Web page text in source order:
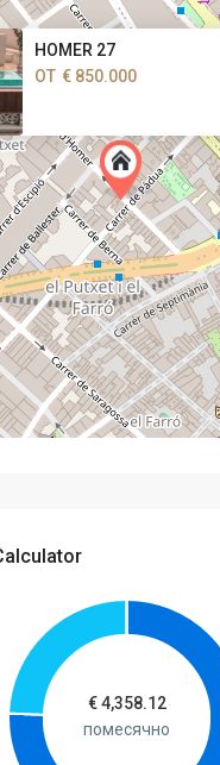
HOMER 27
ОТ € 850.000
€4,358.12
помесячно